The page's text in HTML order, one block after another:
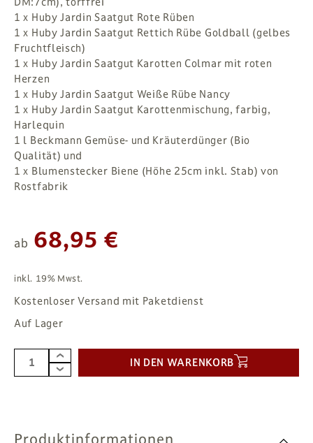
1 x Huby Jardin Saatgut Rote Rüben
1 x Huby Jardin Saatgut Rettich Rübe Goldball (gelbes
Fruchtfleisch)
1 x Huby Jardin Saatgut Karotten Colmar mit roten
Herzen
1 x Huby Jardin Saatgut Weiße Rübe Nancy
1 x Huby Jardin Saatgut Karottenmischung, farbig,
Harlequin
1 l Beckmann Gemüse- und Kräuterdünger (Bio
Qualität) und
1 x Blumenstecker Biene (Höhe 25cm inkl. Stab) von
Rostfabrik
ab 68,95 €
inkl. 19% Mwst.
Kostenloser Versand mit Paketdienst
Auf Lager
IN DEN WARENKORB
Produktinformationen